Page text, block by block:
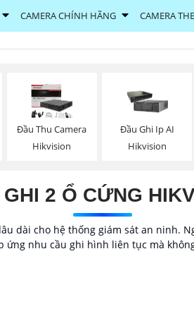
CAMERA CHÍNH HÃNG CAMERA
Đầu Thu Camera
Hikvision
Đầu Ghi Ip AI
Hikvision
2 Ổ CỨNG
dài cho hệ thống giám sát an ninh.
nhu cầu ghi hình liên tục mà